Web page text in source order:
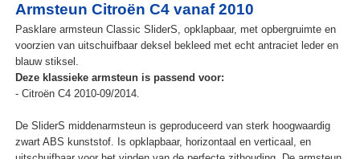
Armsteun Citroën C4 vanaf 2010
Pasklare armsteun Classic SliderS, opklapbaar, met opbergruimte en
voorzien van uitschuifbaar deksel bekleed met echt antraciet leder en
blauw stiksel.
Deze klassieke armsteun is passend voor:
- Citroën C4 2010-09/2014.
De SliderS middenarmsteun is geproduceerd van sterk hoogwaardig
zwart ABS kunststof. Is opklapbaar, horizontaal en verticaal, en